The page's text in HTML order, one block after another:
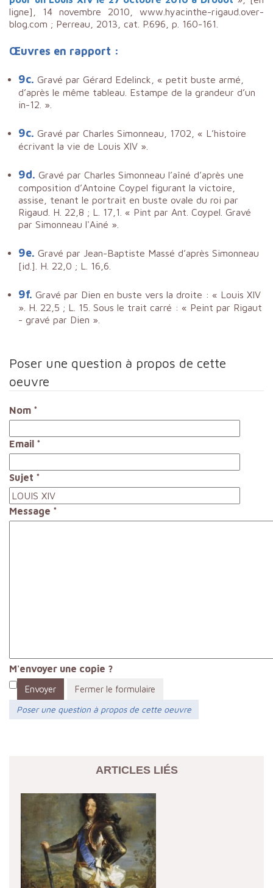
ligne], 14 novembre 2010, www.hyacinthe-rigaud.over-
blog.com ; Perreau, 2013, cat. P.696, p. 160-161.
Œuvres en rapport :
9c. Gravé par Gérard Edelinck, « petit buste armé,
d’après le même tableau. Estampe de la grandeur d’un
in-12. ».
9c. Gravé par Charles Simonneau, 1702, « L’histoire
écrivant la vie de Louis XIV ».
9d. Gravé par Charles Simonneau l’aîné d’après une
composition d’Antoine Coypel figurant la victoire,
assise, tenant le portrait en buste ovale du roi par
Rigaud. H. 22,8 ; L. 17,1. « Pint par Ant. Coypel. Gravé
par Simonneau l'Ainé ».
9e. Gravé par Jean-Baptiste Massé d’après Simonneau
[id.]. H. 22,0 ; L. 16,6.
9f. Gravé par Dien en buste vers la droite : « Louis XIV
». H. 22,5 ; L. 15. Sous le trait carré : « Peint par Rigaut
- gravé par Dien ».
Poser une question à propos de cette
oeuvre
Nom *
Email *
Sujet *
Message *
M'envoyer une copie ?
Envoyer
Fermer le formulaire
Poser une question à propos de cette oeuvre
ARTICLES LIÉS